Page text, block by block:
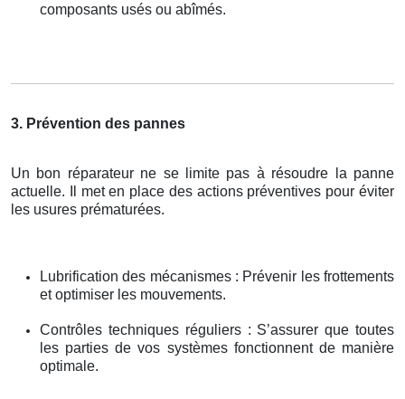
composants usés ou abîmés.
3. Prévention des pannes
Un bon réparateur ne se limite pas à résoudre la panne
actuelle. Il met en place des actions préventives pour éviter
les usures prématurées.
Lubrification des mécanismes : Prévenir les frottements
et optimiser les mouvements.
Contrôles techniques réguliers : S’assurer que toutes
les parties de vos systèmes fonctionnent de manière
optimale.